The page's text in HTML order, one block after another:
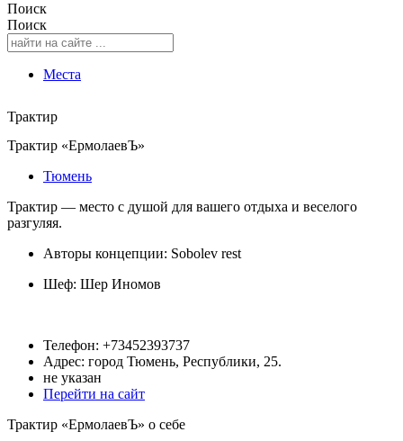
Поиск
Поиск
Места
Трактир
Трактир «ЕрмолаевЪ»
Тюмень
Трактир — место с душой для вашего отдыха и веселого
разгуляя.
Авторы концепции: Sobolev rest
Шеф: Шер Иномов
Телефон: +73452393737
Адрес: город Тюмень, Республики, 25.
не указан
Перейти на сайт
Трактир «ЕрмолаевЪ» о себе